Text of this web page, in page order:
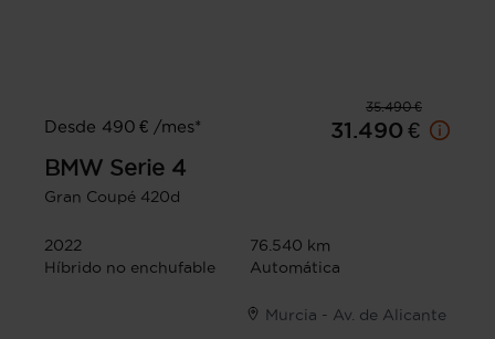
35.490 €
Desde 490 € /mes*
31.490 €
BMW Serie 4
Gran Coupé 420d
2022
76.540 km
Híbrido no enchufable
Automática
Murcia - Av. de Alicante